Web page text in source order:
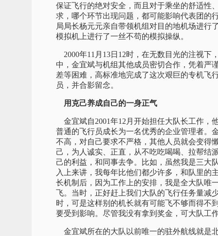
保证飞行的绝对安全，而且对于乘坐的舒适性
求，哪个环节出现问题，都可能影响代表团的
局局长杨元元亲自带领机组对目的地机场进行
模拟机上进行了一丝不苟的模拟操纵。
2000年11月13日12时，在无数目光的注视下
中，金宜斌与机组其他成员密切合作，凭着严
差等困难，高标准地完成了这次艰巨的专机飞
员，并合影留念。
用克己养成自己的一身正气
金宜斌自2001年12月开始担任大队长工作，
普通的飞行员成长为一名优秀的企业管理者。
不高，对自己要求不严格，其他人员就会变得
己，为人诚实、正直，从不吃吃喝喝、拉帮结
己的利益，和同事去争。比如，虽然我是三大
入上来讲，我每年比他们都少许多，和队里的
长机制后，因为工作上的安排，我是全大队唯
飞。当时，正好赶上我们大队的飞行任务量减
时，可是这样别的机长就有可能飞不够而得不
要受到影响。尽管我没有拿到奖金，可大队工
金宜斌所在的大队以前唯一的驻外航线就是